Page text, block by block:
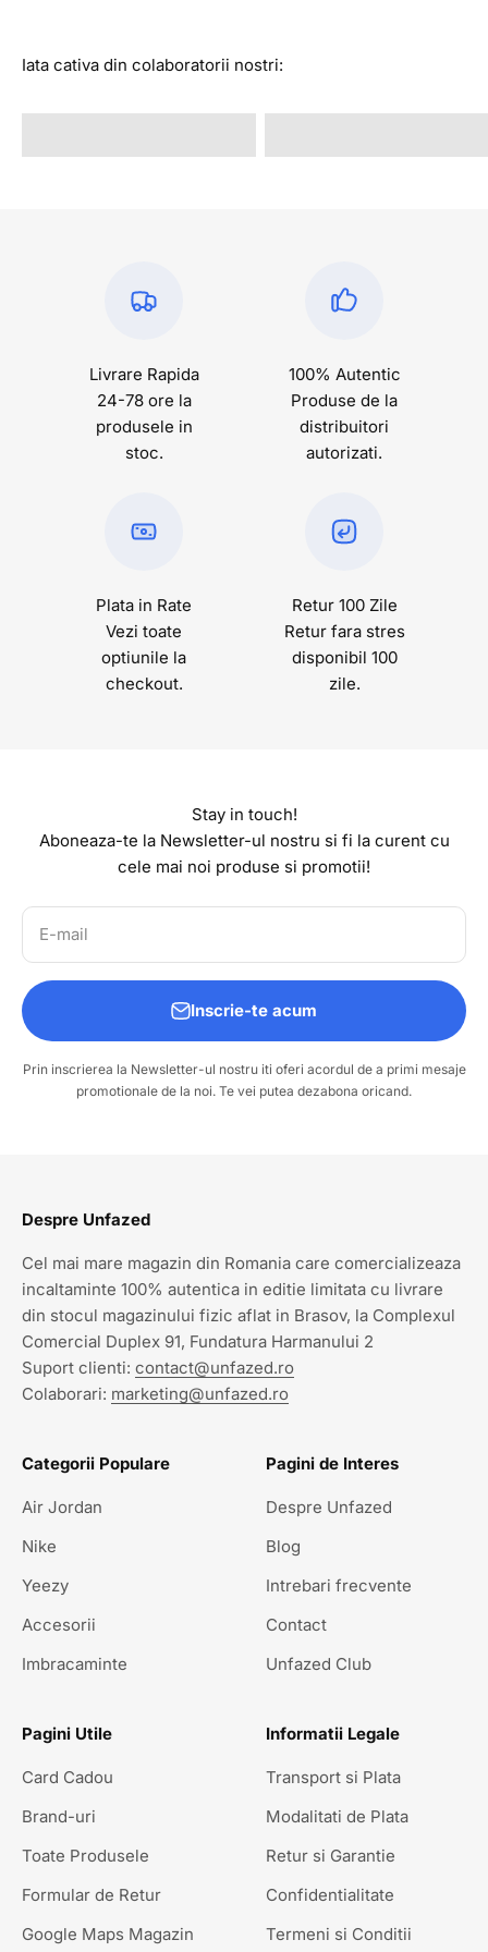
Iata cativa din colaboratorii nostri:
Livrare Rapida
24-78 ore la
produsele in
stoc.
100% Autentic
Produse de la
distribuitori
autorizati.
Plata in Rate
Vezi toate
optiunile la
checkout.
Retur 100 Zile
Retur fara stres
disponibil 100
zile.
Stay in touch!
Aboneaza-te la Newsletter-ul nostru si fi la curent cu
cele mai noi produse si promotii!
E-mail
Inscrie-te acum
Prin inscrierea la Newsletter-ul nostru iti oferi acordul de a primi mesaje
promotionale de la noi. Te vei putea dezabona oricand.
Despre Unfazed
Cel mai mare magazin din Romania care comercializeaza
incaltaminte 100% autentica in editie limitata cu livrare
din stocul magazinului fizic aflat in Brasov, la Complexul
Comercial Duplex 91, Fundatura Harmanului 2
Suport clienti: contact@unfazed.ro
Colaborari: marketing@unfazed.ro
Categorii Populare
Air Jordan
Nike
Yeezy
Accesorii
Imbracaminte
Pagini de Interes
Despre Unfazed
Blog
Intrebari frecvente
Contact
Unfazed Club
Pagini Utile
Card Cadou
Brand-uri
Toate Produsele
Formular de Retur
Google Maps Magazin
Informatii Legale
Transport si Plata
Modalitati de Plata
Retur si Garantie
Confidentialitate
Termeni si Conditii